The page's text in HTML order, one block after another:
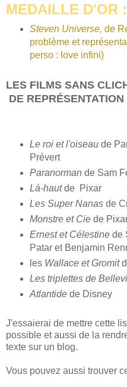
MEDAILLE D'OR :
Steven Universe, de
problème et
perso : love infini)
LES FILMS SANS
DE REPRÉSENTATION
Le roi et l'oiseau de
Prévert
Paranorman de Sam
Là-hautde Pixar
Les Super Nanasde
Monstre et Ciede
Ernest et Célestinede
Patar et Benjamin
lesWallace et Gromit
Les triplettes de
Atlantidede Disney
J'essaierai de mettre cette
possible et aussi de la
texte sur un blog.
Vous pouvez aussi trouver